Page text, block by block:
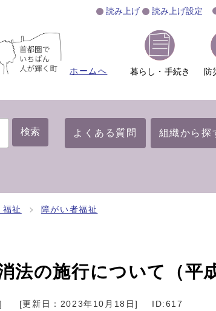
読み上げ 読み上げ設定
ホームへ 暮らし・手続き 防
検索 よくある質問 組織から探
福祉 障がい者福祉
法の施行について（平
] [更新日： 2023年10月18日] ID:617